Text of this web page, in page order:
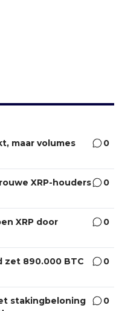
maar volumes
0
XRP-houders
0
XRP door
0
zet 890.000 BTC
0
stakingbeloning
0